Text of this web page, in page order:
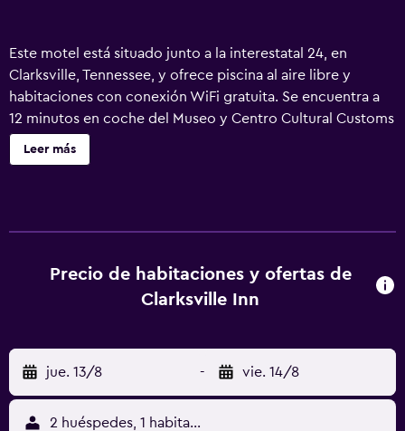
Este motel está situado junto a la interestatal 24, en
Clarksville, Tennessee, y ofrece piscina al aire libre y
habitaciones con conexión WiFi gratuita. Se encuentra a
12 minutos en coche del Museo y Centro Cultural Customs
House. Todas las habitaciones del Clarksville Inn cuentan
con microondas y nevera. TV de pantalla plana por cable y
aparcamiento gratuito. El parque estatal Dunbar Cave está
a 8 minutos en coche del motel. La Universidad Estatal
Leer más
Precio de habitaciones y ofertas de
Clarksville Inn
jue. 13/8 - vie. 14/8
2 huéspedes, 1 habitación